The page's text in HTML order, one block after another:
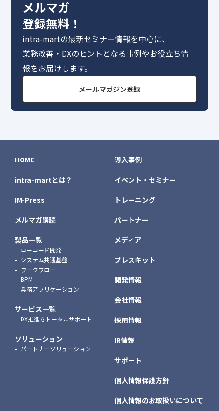
メルマガ
登録無料！
intra-martの最新セミナー情報を中心に、
業務改善・DXのヒントとなる事例やお役立ち情
報をお届けします。
メールマガジン登録
HOME
intra-martとは？
IM-Press
メルマガ購読
製品一覧
ローコード開発
システム共通基盤
ワークフロー
BPM
業務アプリケーション
サービス一覧
DX推進をトータルサポート
ソリューション
パートナーソリューション
導入事例
イベント・セミナー
トレーニング
パートナー
メディア
プレスキット
開発情報
会社情報
採用情報
IR情報
サポート
個人情報保護方針
個人情報のお取扱いについて